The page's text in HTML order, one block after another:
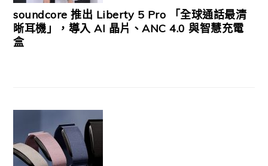
soundcore 推出 Liberty 5 Pro 「全球通話最清
晰耳機」，導入 AI 晶片、ANC 4.0 與智慧充電
盒